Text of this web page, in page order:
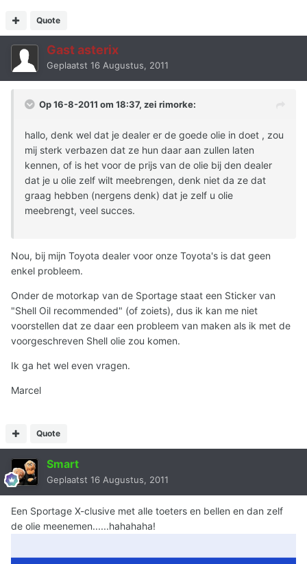
Quote
Gast asterix
Geplaatst 16 Augustus, 2011
Op 16-8-2011 om 18:37, zei rimorke:
hallo, denk wel dat je dealer er de goede olie in doet , zou
mij sterk verbazen dat ze hun daar aan zullen laten
kennen, of is het voor de prijs van de olie bij den dealer
dat je u olie zelf wilt meebrengen, denk niet da ze dat
graag hebben (nergens denk) dat je zelf u olie
meebrengt, veel succes.
Nou, bij mijn Toyota dealer voor onze Toyota's is dat geen
enkel probleem.
Onder de motorkap van de Sportage staat een Sticker van
"Shell Oil recommended" (of zoiets), dus ik kan me niet
voorstellen dat ze daar een probleem van maken als ik met de
voorgeschreven Shell olie zou komen.
Ik ga het wel even vragen.
Marcel
Quote
Smart
Geplaatst 16 Augustus, 2011
Een Sportage X-clusive met alle toeters en bellen en dan zelf
de olie meenemen......hahahaha!